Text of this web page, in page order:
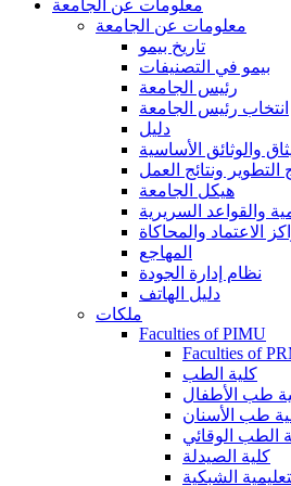
معلومات عن الجامعة
معلومات عن الجامعة
تاريخ بيمو
بيمو في التصنيفات
رئيس الجامعة
انتخاب رئيس الجامعة
دليل
والوثائق الأساسية
التطوير ونتائج العمل
هيكل الجامعة
والقواعد السريرية
الاعتماد والمحاكاة
المهاجع
نظام إدارة الجودة
دليل الهاتف
ملكات
Faculties of PIMU
Faculties of
كلية الطب
طب الأطفال
طب الأسنان
الطب الوقائي
كلية الصيدلة
الشبكية